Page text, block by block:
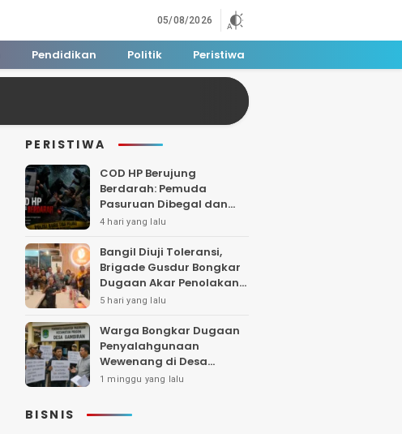
05/08/2026
Pendidikan Politik Peristiwa
PERISTIWA
COD HP Berujung
Berdarah: Pemuda
Pasuruan Dibegal dan
Dibacok di Tengah Hutan
4 hari yang lalu
Bangil Diuji Toleransi,
Brigade Gusdur Bongkar
Dugaan Akar Penolakan
Tempat Ibadah
5 hari yang lalu
Warga Bongkar Dugaan
Penyalahgunaan
Wewenang di Desa
Gambiran, Isu Narkoba
1 minggu yang lalu
BISNIS